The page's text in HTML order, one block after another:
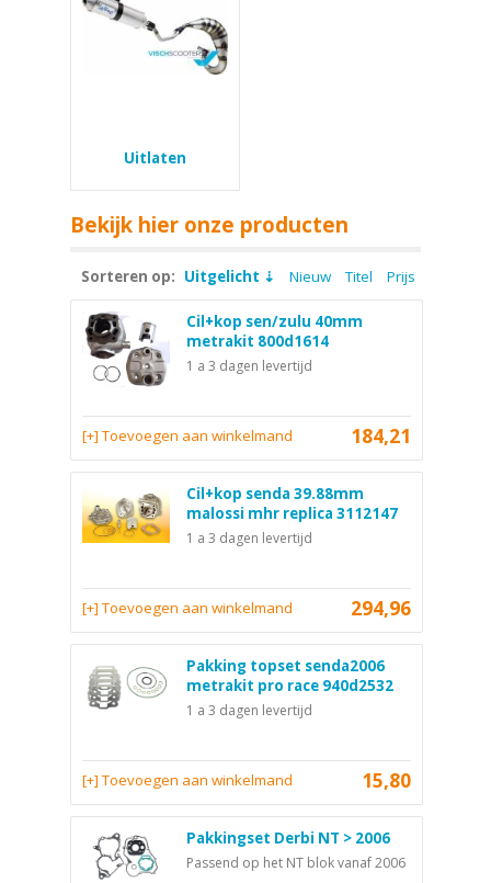
Uitlaten
Bekijk hier onze producten
Sorteren op: Uitgelicht Nieuw Titel Prijs
Cil+kop sen/zulu 40mm
metrakit 800d1614
1 a 3 dagen levertijd
184,21
[+] Toevoegen aan winkelmand
Cil+kop senda 39.88mm
malossi mhr replica 3112147
1 a 3 dagen levertijd
294,96
[+] Toevoegen aan winkelmand
Pakking topset senda2006
metrakit pro race 940d2532
1 a 3 dagen levertijd
15,80
[+] Toevoegen aan winkelmand
Pakkingset Derbi NT > 2006
Passend op het NT blok vanaf 2006